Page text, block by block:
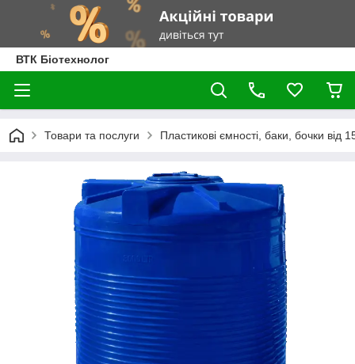
ВТК Біотехнолог
Товари та послуги Пластикові ємності, баки, бочки